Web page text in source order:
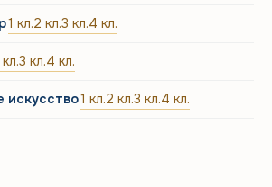
1 кл.2 кл.3 кл.4 кл.
3 кл.4 кл.
искусство1 кл.2 кл.3 кл.4 кл.